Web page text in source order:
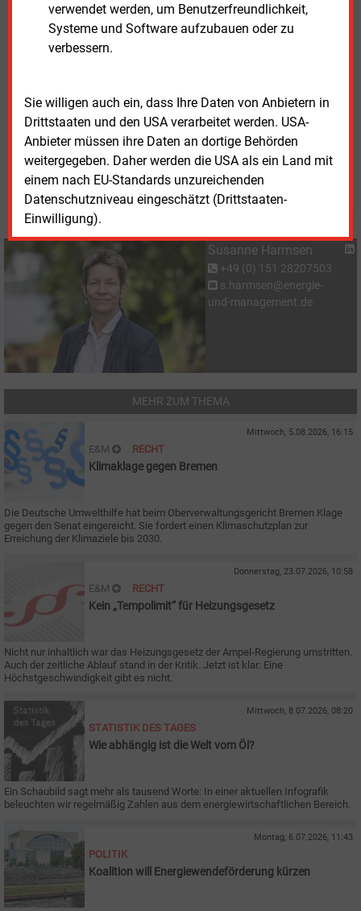
verwendet werden, um Benutzerfreundlichkeit,
Systeme und Software aufzubauen oder zu
verbessern.
Sie willigen auch ein, dass Ihre Daten von Anbietern in
Drittstaaten und den USA verarbeitet werden. USA-
Anbieter müssen ihre Daten an dortige Behörden
weitergegeben. Daher werden die USA als ein Land mit
einem nach EU-Standards unzureichenden
Datenschutzniveau eingeschätzt (Drittstaaten-
Einwilligung).
Auch Vertreter des Heizungshandwerks und der
Heizungsindustrie verlangten Änderungen. Michael
Hilpert, Präsident des Zentralverbandes Sanitär
Dienstag, 23.06.2026, 13:43 Uhr
Susanne Harmsen
© 2026 Energie & Management GmbH
Susanne Harmsen
+49 (0) 151 28207503
s.harmsen@energie-
und-management.de
MEHR ZUM THEMA
Mittwoch, 5.08.2026, 16:15
E&M RECHT
Klimaklage gegen Bremen
Die Deutsche Umwelthilfe hat beim Oberverwaltungsgericht Bremen Klage
gegen den Senat eingereicht. Sie fordert einen Klimaschutzplan zur
Erreichung der Klimaziele bis 2030.
Donnerstag, 23.07.2026, 10:58
E&M RECHT
Kein „Tempolimit“ für Heizungsgesetz
Nicht nur inhaltlich war das Heizungsgesetz der Ampel-Regierung umstritten.
Auch der zeitliche Ablauf stand in der Kritik. Jetzt ist klar: Eine
Höchstgeschwindigkeit gibt es nicht.
Mittwoch, 8.07.2026, 08:20
STATISTIK DES TAGES
Wie abhängig ist die Welt vom Öl?
Ein Schaubild sagt mehr als tausend Worte: In einer aktuellen Infografik
beleuchten wir regelmäßig Zahlen aus dem energiewirtschaftlichen Bereich.
Montag, 6.07.2026, 11:43
POLITIK
Koalition will Energiewendeförderung kürzen